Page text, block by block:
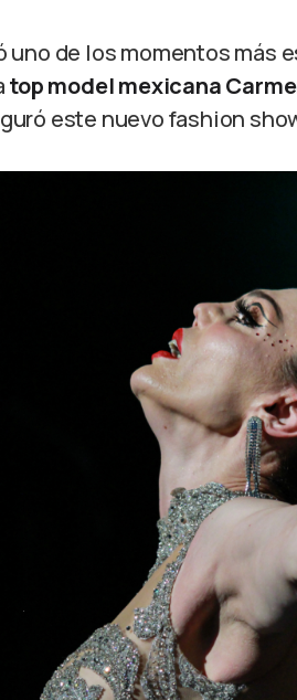
uno de los momentos más
top model mexicana
este nuevo fashion